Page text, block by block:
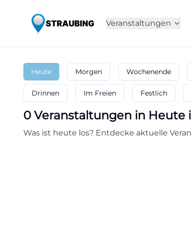
Veranstaltungen
Heute Morgen Wochenende
Drinnen Im Freien Festlich
0 Veranstaltungen in Heute
Was ist heute los? Entdecke aktuelle